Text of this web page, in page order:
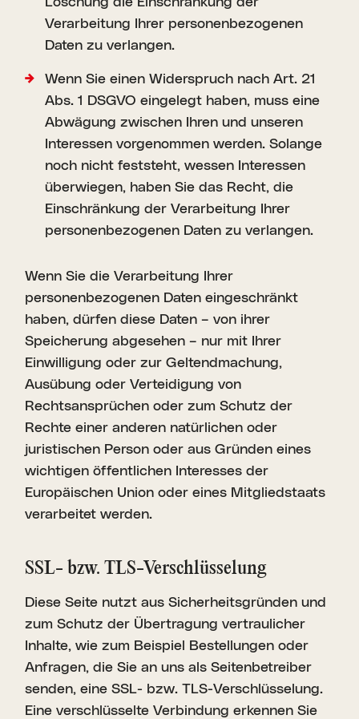
Verarbeitung Ihrer personenbezogenen
Daten zu verlangen.
Wenn Sie einen Widerspruch nach Art. 21
Abs. 1 DSGVO eingelegt haben, muss eine
Abwägung zwischen Ihren und unseren
Interessen vorgenommen werden. Solange
noch nicht feststeht, wessen Interessen
überwiegen, haben Sie das Recht, die
Einschränkung der Verarbeitung Ihrer
personenbezogenen Daten zu verlangen.
Wenn Sie die Verarbeitung Ihrer
personenbezogenen Daten eingeschränkt
haben, dürfen diese Daten – von ihrer
Speicherung abgesehen – nur mit Ihrer
Einwilligung oder zur Geltendmachung,
Ausübung oder Verteidigung von
Rechtsansprüchen oder zum Schutz der
Rechte einer anderen natürlichen oder
juristischen Person oder aus Gründen eines
wichtigen öffentlichen Interesses der
Europäischen Union oder eines Mitgliedstaats
verarbeitet werden.
SSL- bzw. TLS-Verschlüs­selung
Diese Seite nutzt aus Sicherheitsgründen und
zum Schutz der Übertragung vertraulicher
Inhalte, wie zum Beispiel Bestellungen oder
Anfragen, die Sie an uns als Seitenbetreiber
senden, eine SSL- bzw. TLS-Verschlüsselung.
Eine verschlüsselte Verbindung erkennen Sie